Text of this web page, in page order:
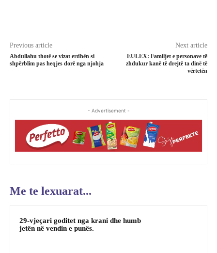
Previous article
Abdullahu thotë se vizat erdhën si
shpërblim pas heqjes dorë nga njohja
Next article
EULEX: Familjet e personave të
zhdukur kanë të drejtë ta dinë të
vërtetën
- Advertisement -
Me te lexuarat...
29-vjeçari goditet nga krani dhe humb
jetën në vendin e punës.